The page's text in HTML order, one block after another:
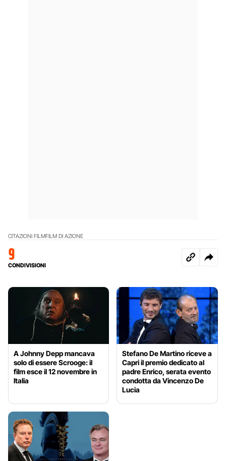
CITAZIONI FILMFILM DI AZIONE
9
CONDIVISIONI
A Johnny Depp mancava
solo di essere Scrooge: il
film esce il 12 novembre in
Italia
Stefano De Martino riceve a
Capri il premio dedicato al
padre Enrico, serata evento
condotta da Vincenzo De
Lucia